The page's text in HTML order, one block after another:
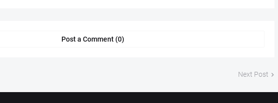
Post a Comment (0)
Next Post